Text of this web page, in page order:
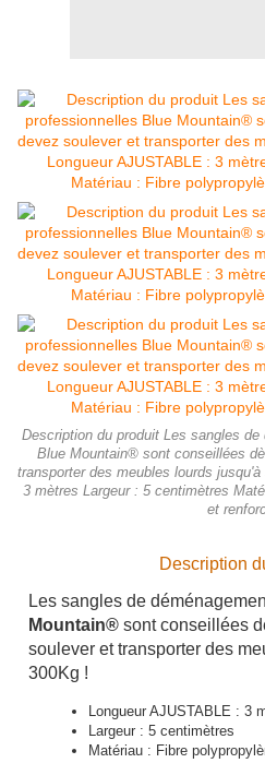
Description du produit Les sangles
Blue Mountain® sont conseillées
transporter des meubles lourds
3 mètres Largeur : 5 centimètres
et
Description
Les sangles de
Mountain® sont conseillées
soulever et transporter des
300Kg !
Longueur AJUSTABLE : 3
Largeur : 5 centimètres
Matériau : Fibre